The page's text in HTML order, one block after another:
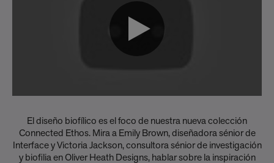
El diseño biofílico es el foco de nuestra nueva colección
Connected Ethos. Mira a Emily Brown, diseñadora sénior de
Interface y Victoria Jackson, consultora sénior de investigación
y biofilia en Oliver Heath Designs, hablar sobre la inspiración